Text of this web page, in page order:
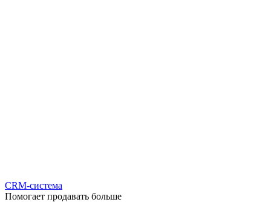
CRM-система
Помогает продавать больше